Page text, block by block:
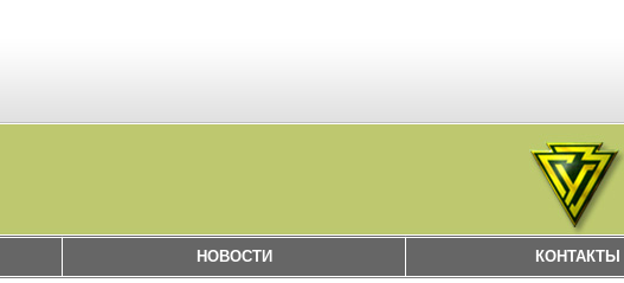
НОВОСТИ КОНТАКТЫ